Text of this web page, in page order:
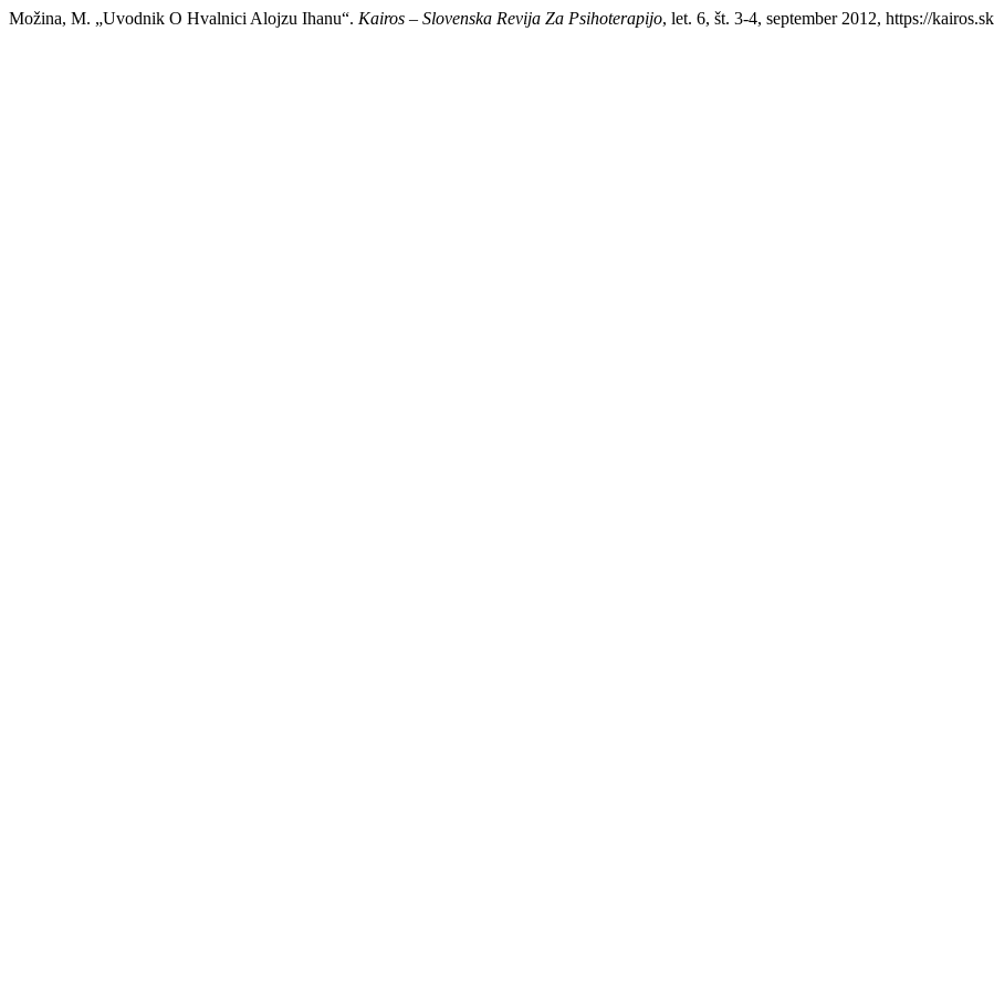
Možina, M. „Uvodnik O Hvalnici Alojzu Ihanu“. Kairos – Slovenska Revija Za Psihoterapijo, let. 6, št. 3-4, september 2012, https://